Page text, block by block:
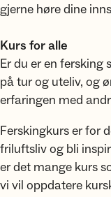
gjerne høre dine
Kurs for alle
Er du er en
på tur og uteliv, og
erfaringen med
Ferskingkurs er for
friluftsliv og bli
er det mange kurs
vi vil oppdatere